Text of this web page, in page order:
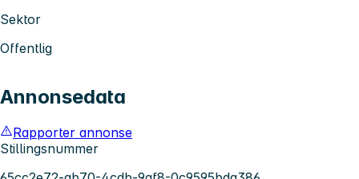
Sektor
Offentlig
Annonsedata
Rapporter annonse
Stillingsnummer